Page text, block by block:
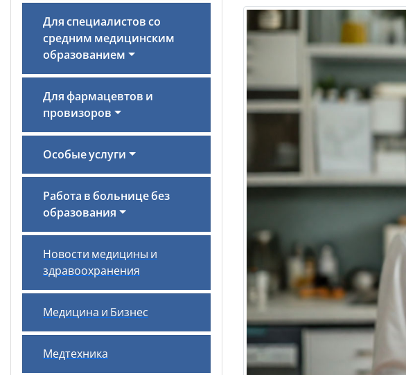
Для специалистов со
средним медицинским
образованием
Для фармацевтов и
провизоров
Особые услуги
Работа в больнице без
образования
Новости медицины и
здравоохранения
Медицина и Бизнес
Медтехника